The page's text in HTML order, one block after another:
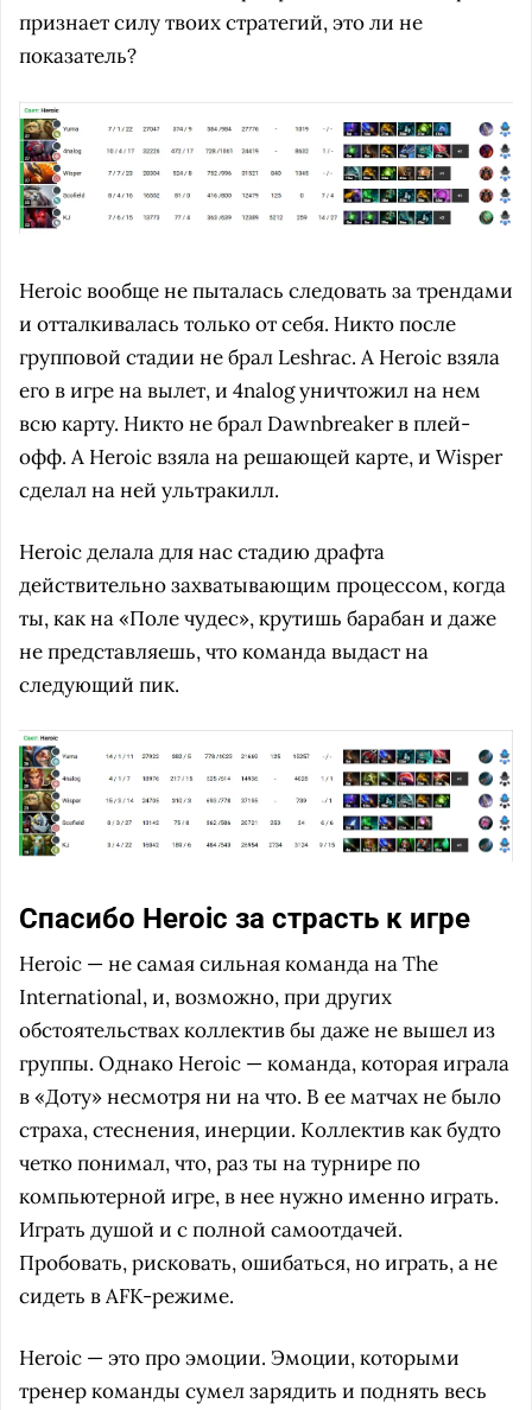
признает силу твоих стратегий, это ли не
показатель?
Heroic вообще не пыталась следовать за трендами
и отталкивалась только от себя. Никто после
групповой стадии не брал Leshrac. А Heroic взяла
его в игре на вылет, и 4nalog уничтожил на нем
всю карту. Никто не брал Dawnbreaker в плей-
офф. А Heroic взяла на решающей карте, и Wisper
сделал на ней ультракилл.
Heroic делала для нас стадию драфта
действительно захватывающим процессом, когда
ты, как на «Поле чудес», крутишь барабан и даже
не представляешь, что команда выдаст на
следующий пик.
Спасибо Heroic за страсть к игре
Heroic — не самая сильная команда на The
International, и, возможно, при других
обстоятельствах коллектив бы даже не вышел из
группы. Однако Heroic — команда, которая играла
в «Доту» несмотря ни на что. В ее матчах не было
страха, стеснения, инерции. Коллектив как будто
четко понимал, что, раз ты на турнире по
компьютерной игре, в нее нужно именно играть.
Играть душой и с полной самоотдачей.
Пробовать, рисковать, ошибаться, но играть, а не
сидеть в AFK-режиме.
Heroic — это про эмоции. Эмоции, которыми
тренер команды сумел зарядить и поднять весь